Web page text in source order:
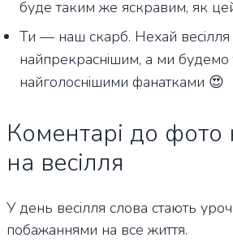
буде таким же яскравим, як
Ти — наш скарб. Нехай весілля
найпрекраснішим, а ми будемо
найголоснішими фанатками 😍
Коментарі до фото
на весілля
У день весілля слова стають
побажаннями на все життя.